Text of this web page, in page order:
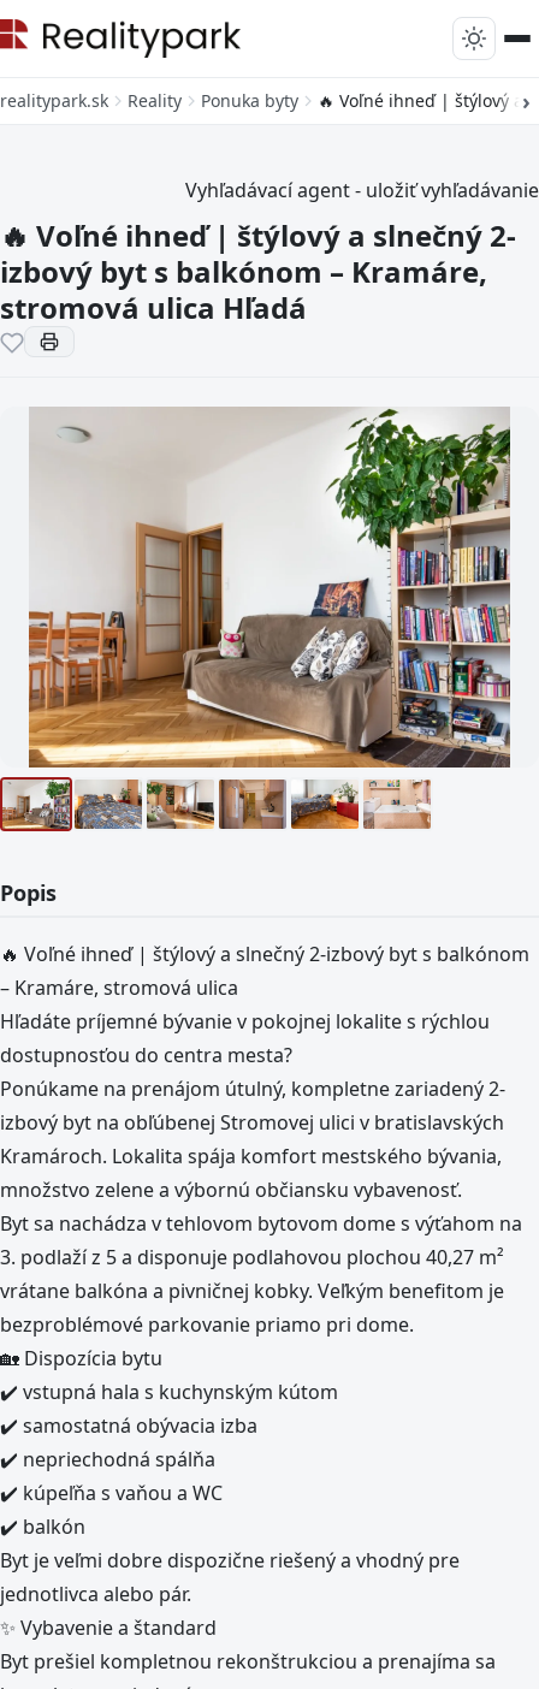
realitypark.sk Reality Ponuka byty 🔥 Voľné ihneď | štýlový a
Vyhľadávací agent - uložiť vyhľadávanie
🔥 Voľné ihneď | štýlový a slnečný 2-
izbový byt s balkónom – Kramáre,
stromová ulica Hľadá
Popis
🔥 Voľné ihneď | štýlový a slnečný 2-izbový byt s balkónom
– Kramáre, stromová ulica
Hľadáte príjemné bývanie v pokojnej lokalite s rýchlou
dostupnosťou do centra mesta?
Ponúkame na prenájom útulný, kompletne zariadený 2-
izbový byt na obľúbenej Stromovej ulici v bratislavských
Kramároch. Lokalita spája komfort mestského bývania,
množstvo zelene a výbornú občiansku vybavenosť.
Byt sa nachádza v tehlovom bytovom dome s výťahom na
3. podlaží z 5 a disponuje podlahovou plochou 40,27 m²
vrátane balkóna a pivničnej kobky. Veľkým benefitom je
bezproblémové parkovanie priamo pri dome.
🏡 Dispozícia bytu
✔️ vstupná hala s kuchynským kútom
✔️ samostatná obývacia izba
✔️ nepriechodná spálňa
✔️ kúpeľňa s vaňou a WC
✔️ balkón
Byt je veľmi dobre dispozične riešený a vhodný pre
jednotlivca alebo pár.
✨ Vybavenie a štandard
Byt prešiel kompletnou rekonštrukciou a prenajíma sa